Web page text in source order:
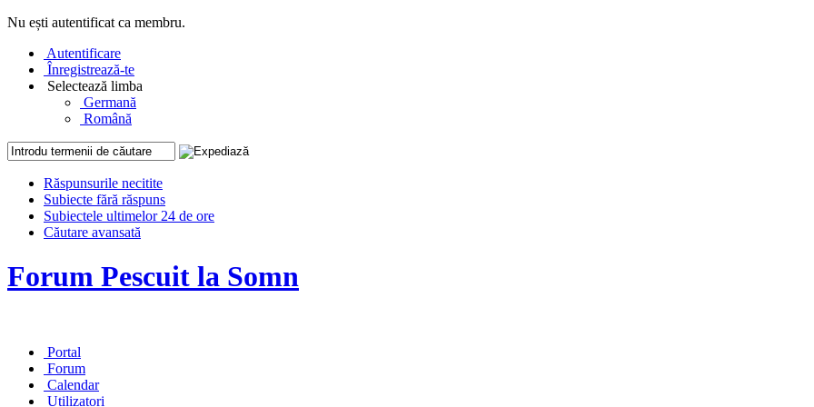
Nu ești autentificat ca membru.
Autentificare
Înregistrează-te
Selectează limba
Germană
Română
Răspunsurile necitite
Subiecte fără răspuns
Subiectele ultimelor 24 de ore
Căutare avansată
Forum Pescuit la Somn
Portal
Forum
Calendar
Utilizatori